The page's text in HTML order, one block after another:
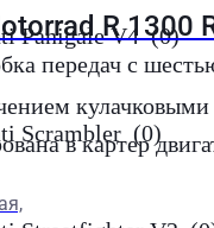
Panigale V4 (0)
Scrambler (0)
передач с
в картер
R 1300